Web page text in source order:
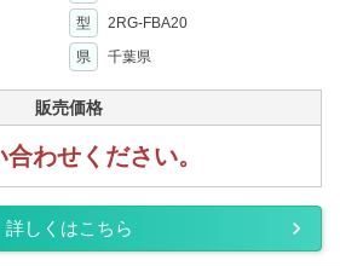
型
2RG-FBA20
県 千葉県
販売価格
わせください。
詳しくはこちら